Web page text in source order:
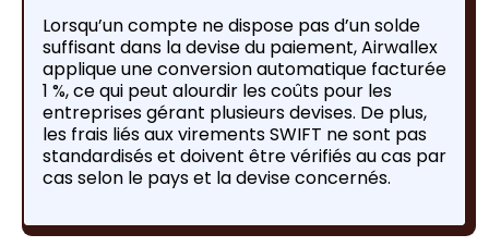
Lorsqu’un compte ne dispose pas d’un solde
suffisant dans la devise du paiement, Airwallex
applique une conversion automatique facturée
1 %, ce qui peut alourdir les coûts pour les
entreprises gérant plusieurs devises. De plus,
les frais liés aux virements SWIFT ne sont pas
standardisés et doivent être vérifiés au cas par
cas selon le pays et la devise concernés.